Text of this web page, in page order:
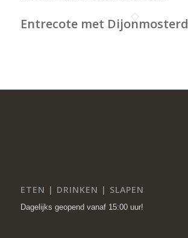
Entrecote met Dijonmosterd
ETEN | DRINKEN | SLAPEN
Dagelijks geopend vanaf 15:00 uur!